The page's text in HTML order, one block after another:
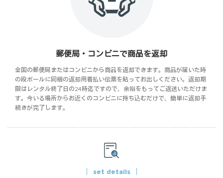
郵便局・コンビニで商品を返却
全国の郵便局またはコンビニから商品を返却できます。商品が届いた時
の段ボールに同梱の返却用着払い伝票を貼ってお出しください。返却期
限はレンタル終了日の24時迄ですので、余裕をもってご返送いただけま
す。今いる場所からお近くのコンビニに持ち込むだけで、簡単に返却手
続きが完了します。
set details